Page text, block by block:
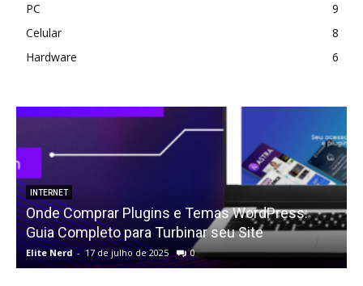
PC
9
Celular
8
Hardware
6
INTERNET
Onde Comprar Plugins e Temas WordPress:
Guia Completo para Turbinar seu Site
Elite Nerd - 17 de julho de 2025 0